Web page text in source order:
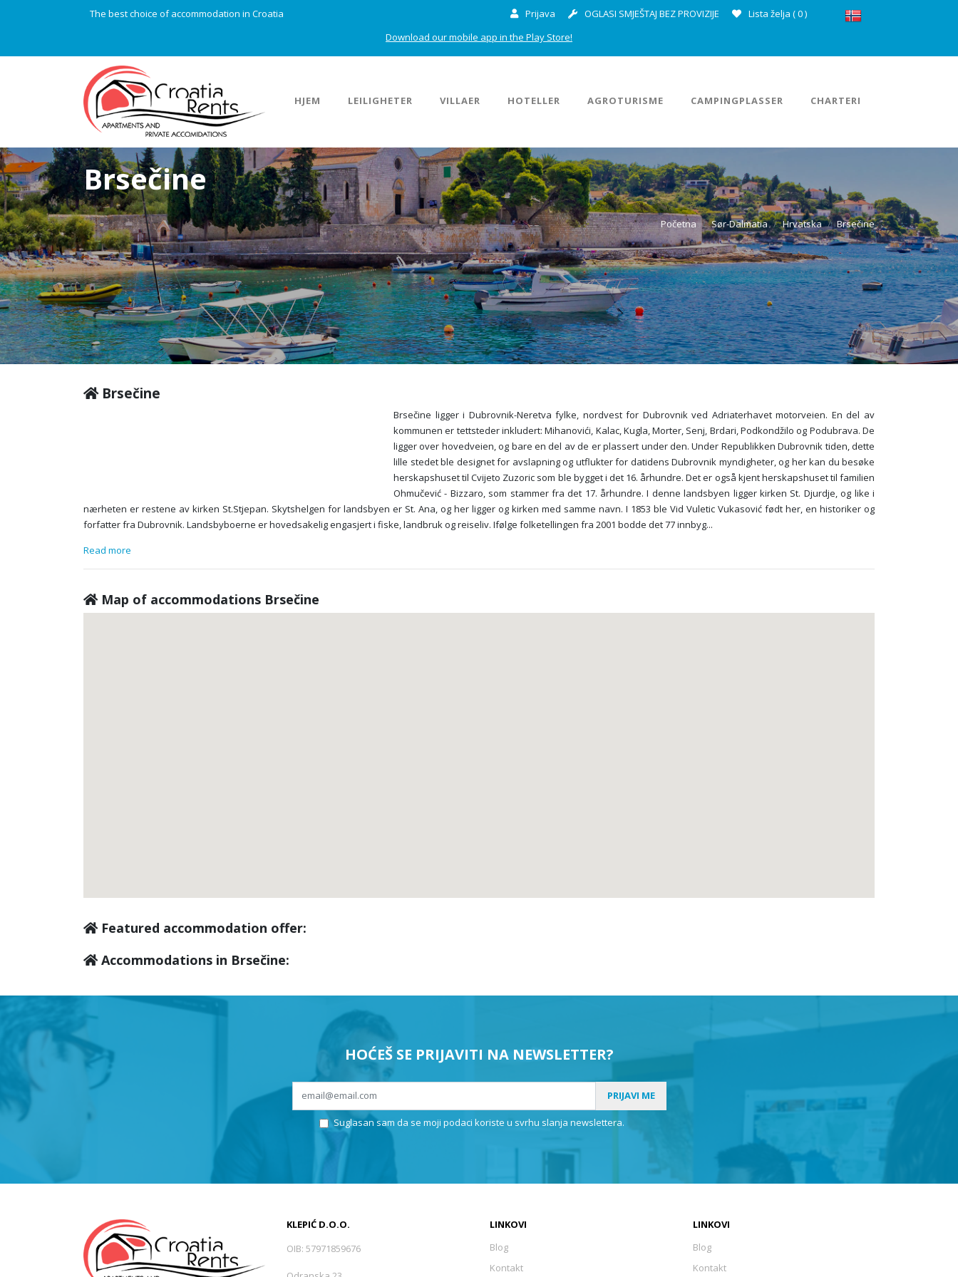
The best choice of accommodation in Croatia Prijava OGLASI SMJEŠTAJ BEZ PROVIZIJE Lista želja (0)
Download our mobile app in the Play Store!
HJEM LEILIGHETER VILLAER HOTELLER AGROTURISME CAMPINGPLASSER CHARTERI
Brsečine
Početna Sør-Dalmatia Hrvatska Brsečine
Brsečine
Brsečine ligger i Dubrovnik-Neretva fylke, nordvest for Dubrovnik ved Adriaterhavet motorveien. En del av
kommunen er tettsteder inkludert: Mihanovići, Kalac, Kugla, Morter, Senj, Brdari, Podkondžilo og Podubrava. De
ligger over hovedveien, og bare en del av de er plassert under den. Under Republikken Dubrovnik tiden, dette
lille stedet ble designet for avslapning og utflukter for datidens Dubrovnik myndigheter, og her kan du besøke
herskapshuset til Cvijeto Zuzoric som ble bygget i det 16. århundre. Det er også kjent herskapshuset til familien
Ohmučević - Bizzaro, som stammer fra det 17. århundre. I denne landsbyen ligger kirken St. Djurdje, og like i
nærheten er restene av kirken St.Stjepan. Skytshelgen for landsbyen er St. Ana, og her ligger og kirken med samme navn. I 1853 ble Vid Vuletic Vukasović født her, en historiker og
forfatter fra Dubrovnik. Landsbyboerne er hovedsakelig engasjert i fiske, landbruk og reiseliv. Ifølge folketellingen fra 2001 bodde det 77 innbyg...
Read more
Map of accommodations Brsečine
Featured accommodation offer:
Accommodations in Brsečine:
HOĆEŠ SE PRIJAVITI NA NEWSLETTER?
PRIJAVI ME
Suglasan sam da se moji podaci koriste u svrhu slanja newslettera.
KLEPIĆ D.O.O.
OIB: 57971859676
LINKOVI
Blog
Kontakt
LINKOVI
Blog
Kontakt